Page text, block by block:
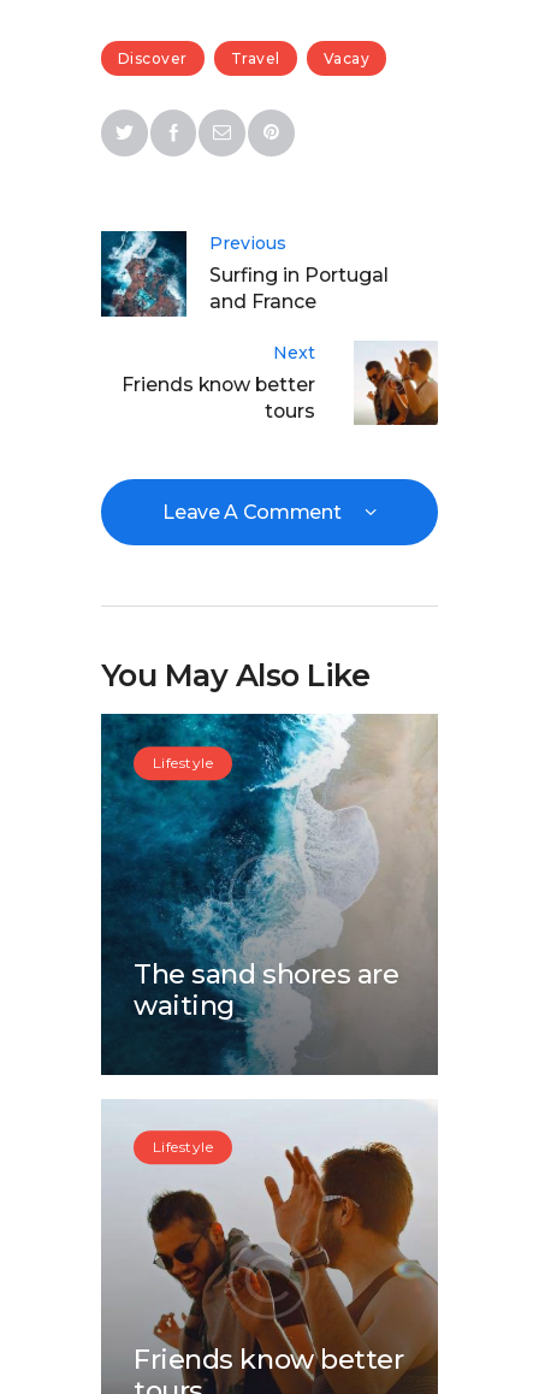
Discover Travel Vacay
Previous
Surfing in Portugal
and France
Next
Friends know better
tours
Leave A Comment
You May Also Like
Lifestyle
The sand shores are
waiting
Lifestyle
Friends know better